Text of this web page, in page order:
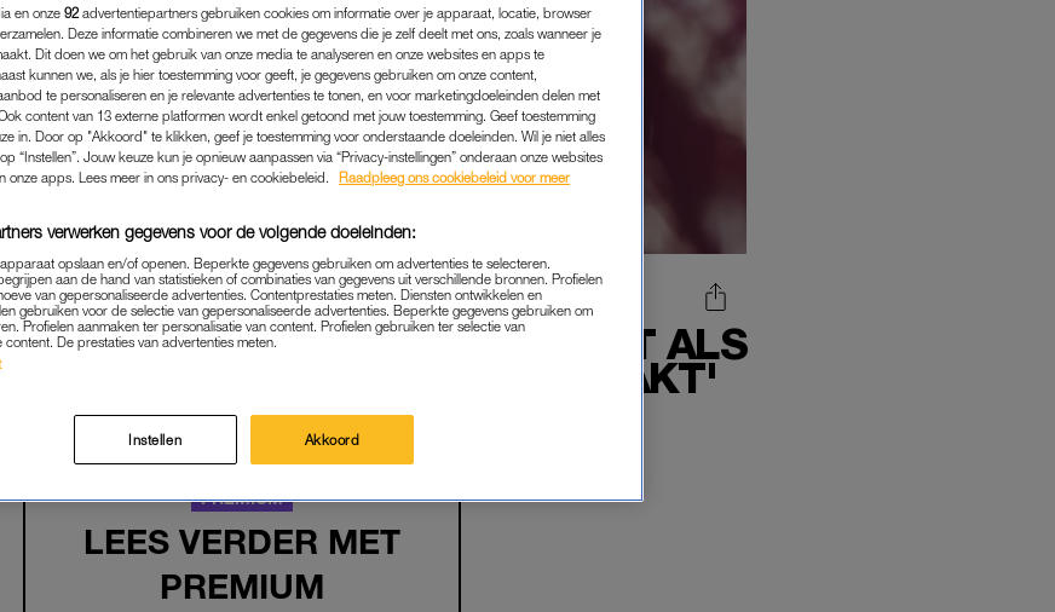
AMBER: 'HIJ GIECHELT ALS
RUW MIJN CLITORIS RAAKT'
SEX & RELATIES|AMBER
05-07-2026 | AMBER
PREMIUM
LEES VERDER MET
PREMIUM
en onze 92 advertentiepartners gebruiken cookies om informatie over je apparaat, locatie, browser
Deze informatie combineren we met de gegevens die je zelf deelt met ons, zoals wanneer je
Dit doen we om het gebruik van onze media te analyseren en onze websites en apps te
kunnen we, als je hier toestemming voor geeft, je gegevens gebruiken om onze content,
te personaliseren en je relevante advertenties te tonen, en voor marketingdoeleinden delen met
content van 13 externe platformen wordt enkel getoond met jouw toestemming. Geef toestemming
in. Door op "Akkoord" te klikken, geef je toestemming voor onderstaande doeleinden. Wil je niet alles
“Instellen”. Jouw keuze kun je opnieuw aanpassen via “Privacy-instellingen” onderaan onze websites
onze apps. Lees meer in ons privacy- en cookiebeleid.
Raadpleeg ons cookiebeleid voor meer
verwerken gegevens voor de volgende doeleinden:
opslaan en/of openen. Beperkte gegevens gebruiken om advertenties te selecteren.
aan de hand van statistieken of combinaties van gegevens uit verschillende bronnen. Profielen
van gepersonaliseerde advertenties. Contentprestaties meten. Diensten ontwikkelen en
gebruiken voor de selectie van gepersonaliseerde advertenties. Beperkte gegevens gebruiken om
Profielen aanmaken ter personalisatie van content. Profielen gebruiken ter selectie van
content. De prestaties van advertenties meten.
Instellen Akkoord